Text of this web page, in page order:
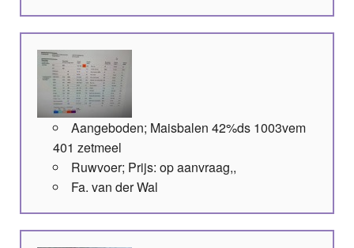
Aangeboden; Maisbalen 42%ds 1003vem
401 zetmeel
Ruwvoer; Prijs: op aanvraag,,
Fa. van der Wal